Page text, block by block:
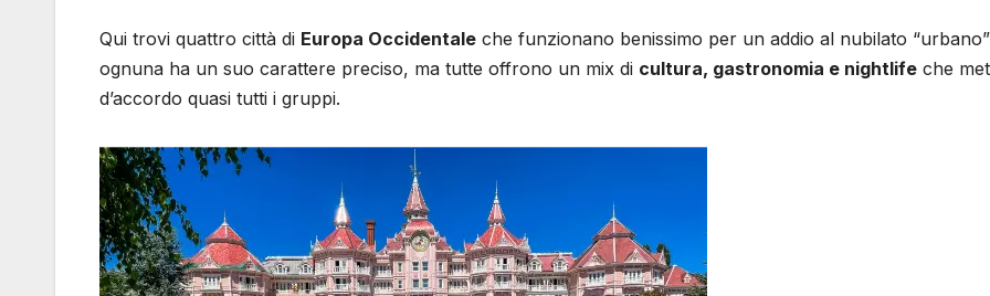
Qui trovi quattro città di Europa Occidentale che funzionano benissimo per un addio al nubilato
ognuna ha un suo carattere preciso, ma tutte offrono un mix di cultura, gastronomia e nightlife che
d’accordo quasi tutti i gruppi.